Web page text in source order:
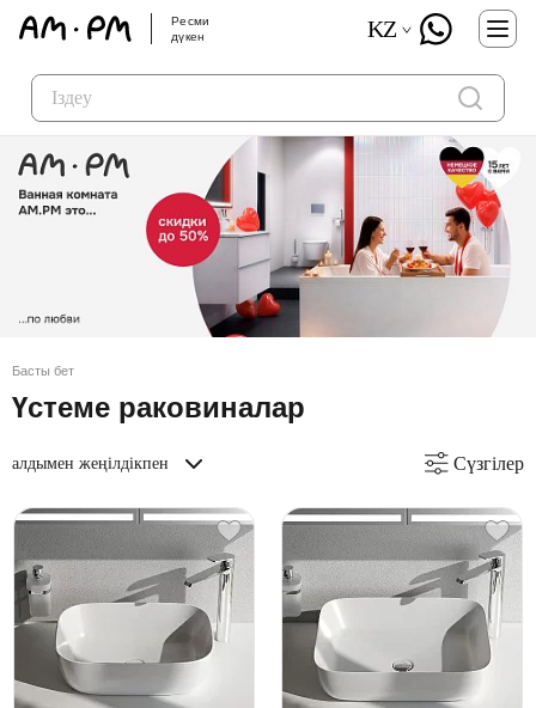
Ресми
дүкен
KZ
Басты бет
Үстеме раковиналар
алдымен жеңілдікпен Сүзгілер